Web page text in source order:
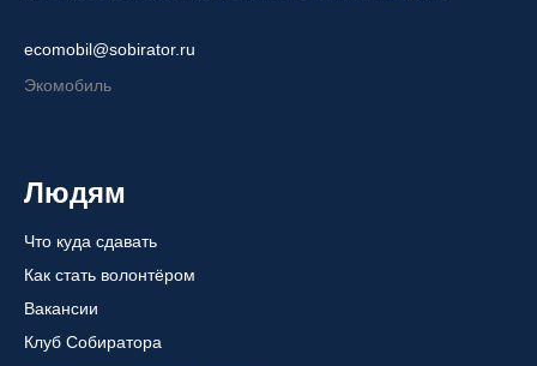
ecomobil@sobirator.ru
Экомобиль
Людям
Что куда сдавать
Как стать волонтёром
Вакансии
Клуб Собиратора